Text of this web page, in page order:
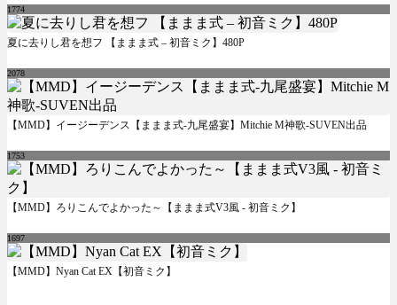
1774
夏に去りし君を想フ 【ままま式 – 初音ミク】480P
2078
【MMD】イージーデンス【ままま式-九尾盛宴】Mitchie M神歌-SUVEN出品
1753
【MMD】ろりこんでよかった～【ままま式V3風 - 初音ミク】
1697
【MMD】Nyan Cat EX【初音ミク】